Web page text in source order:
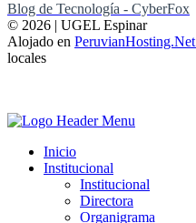
Blog de Tecnología - CyberFox
© 2026 | UGEL Espinar
Alojado en PeruvianHosting.Net
locales
Inicio
Institucional
Institucional
Directora
Organigrama